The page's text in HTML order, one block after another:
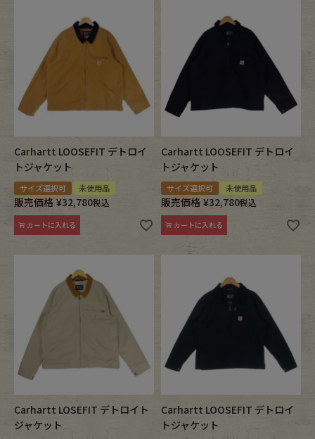
Fafatt Kidswear
小物・アクセサリーから探す
Eye Wear Cap
Bag Stall・Scarf
Accessory Shoes
Keyring vintage bicycle
FAFATT
Carhartt LOOSEFIT デトロイ
トジャケット
サイズ選択可 未使用品
販売価格 ¥32,780税込
カートに入れる
Carhartt LOOSEFIT デトロイ
トジャケット
サイズ選択可 未使用品
販売価格 ¥32,780税込
カートに入れる
Carhartt LOSEFIT デトロイト
ジャケット
Carhartt LOOSEFIT デトロイ
トジャケット